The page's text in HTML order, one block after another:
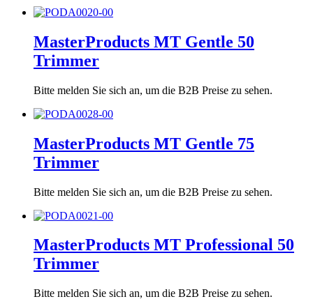
MasterProducts MT Gentle 50
Trimmer
Bitte melden Sie sich an, um die B2B Preise zu sehen.
MasterProducts MT Gentle 75
Trimmer
Bitte melden Sie sich an, um die B2B Preise zu sehen.
MasterProducts MT Professional 50
Trimmer
Bitte melden Sie sich an, um die B2B Preise zu sehen.